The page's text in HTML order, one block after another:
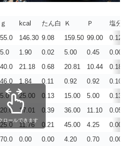
ｇ kcal たん白 Ｋ Ｐ
塩分
55.0 146.30 9.08 159.50 99.00
0.121
5.0 1.90 0.02 5.00 0.45
0.001
40.0 21.18 0.68 20.81 10.44
0.188
46.0 1.84 0.11 0.92 0.92
0.104
5.0 25.00 0.13 15.00 5.00
0.133
20.0 17.01 0.39 36.00 11.10
0.054
25.0 11.76 0.21 45.00 4.25
0.000
70.0 0.00 0.00 4.20 0.70
0.000
ロールできます